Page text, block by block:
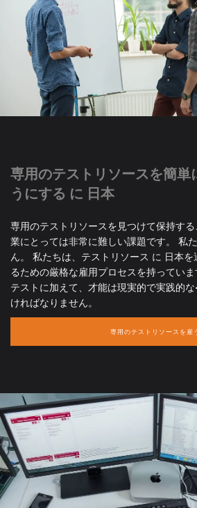
専用のテストリソースを簡単
うにする に 日本
専用のテストリソースを見つけて保持す
業にとっては非常に難しい課題です。 私
ん。 私たちは、テストリソース に 日本
るための厳格な雇用プロセスを持ってい
テストに加えて、才能は現実的で実践的
ければなりません。
専用のテストリソースを雇